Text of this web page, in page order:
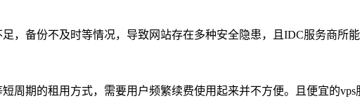
，备份不及时等情况，导致网站存在多种安全隐患，且IDC服务商所
周期的租用方式，需要用户频繁续费使用起来并不方便。且便宜的